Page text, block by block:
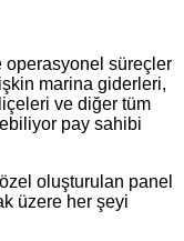
operasyonel süreçler
marina giderleri,
ve diğer tüm
pay sahibi
oluşturulan panel
üzere her şeyi